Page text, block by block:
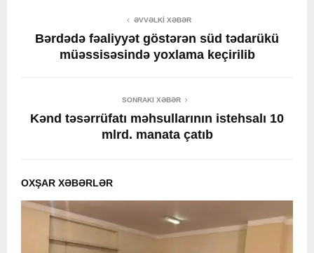
ƏVVƏLKI XƏBƏR
Bərdədə fəaliyyət göstərən süd tədarükü
müəssisəsində yoxlama keçirilib
SONRAKI XƏBƏR
Kənd təsərrüfatı məhsullarının istehsalı 10
mlrd. manata çatıb
OXŞAR XƏBƏRLƏR